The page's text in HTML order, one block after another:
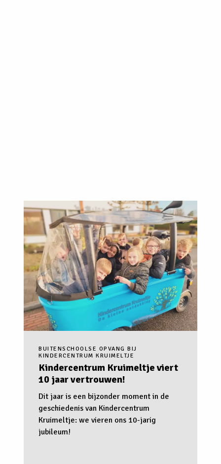
BUITENSCHOOLSE OPVANG BIJ
KINDERCENTRUM KRUIMELTJE
Kindercentrum Kruimeltje viert
10 jaar vertrouwen!
Dit jaar is een bijzonder moment in de
geschiedenis van Kindercentrum
Kruimeltje: we vieren ons 10-jarig
jubileum!